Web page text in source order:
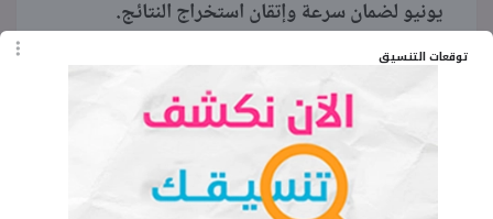
توقعات التنسيق
يونيو لضمان سرعة وإتقان استخراج النتائج.
واختتمت الوزارة إحصائياتها بالتأكيد على أن لجان
التكنولوجيا التطبيقية ستكون ضمن منظومة
الامتحانات الشاملة لهذا العام، مما يرفع من جودة
مخرجات التعليم الفني.